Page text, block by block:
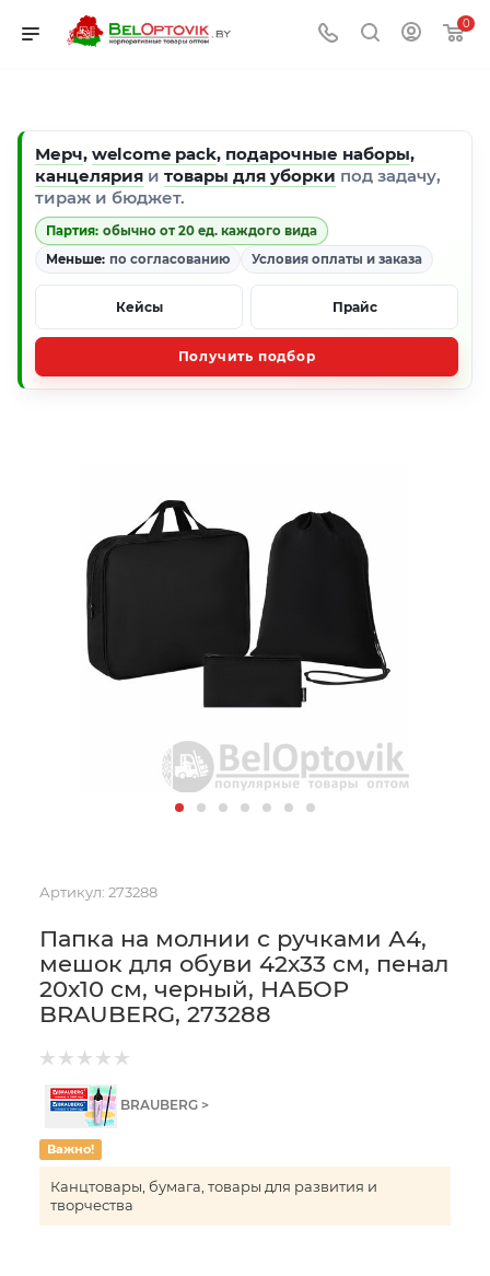
0
Мерч, welcome pack, подарочные наборы,
канцелярия и товары для уборки под задачу,
тираж и бюджет.
Партия: обычно от 20 ед. каждого вида
Меньше: по согласованию Условия оплаты и заказа
Кейсы Прайс
Получить подбор
Артикул: 273288
Папка на молнии с ручками А4,
мешок для обуви 42х33 см, пенал
20х10 см, черный, НАБОР
BRAUBERG, 273288
BRAUBERG >
Важно!
Канцтовары, бумага, товары для развития и
творчества